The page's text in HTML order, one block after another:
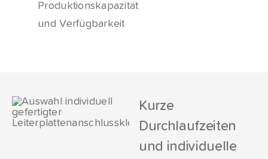
Produktionskapazität
und Verfügbarkeit
Kurze
Durchlaufzeiten
und individuelle